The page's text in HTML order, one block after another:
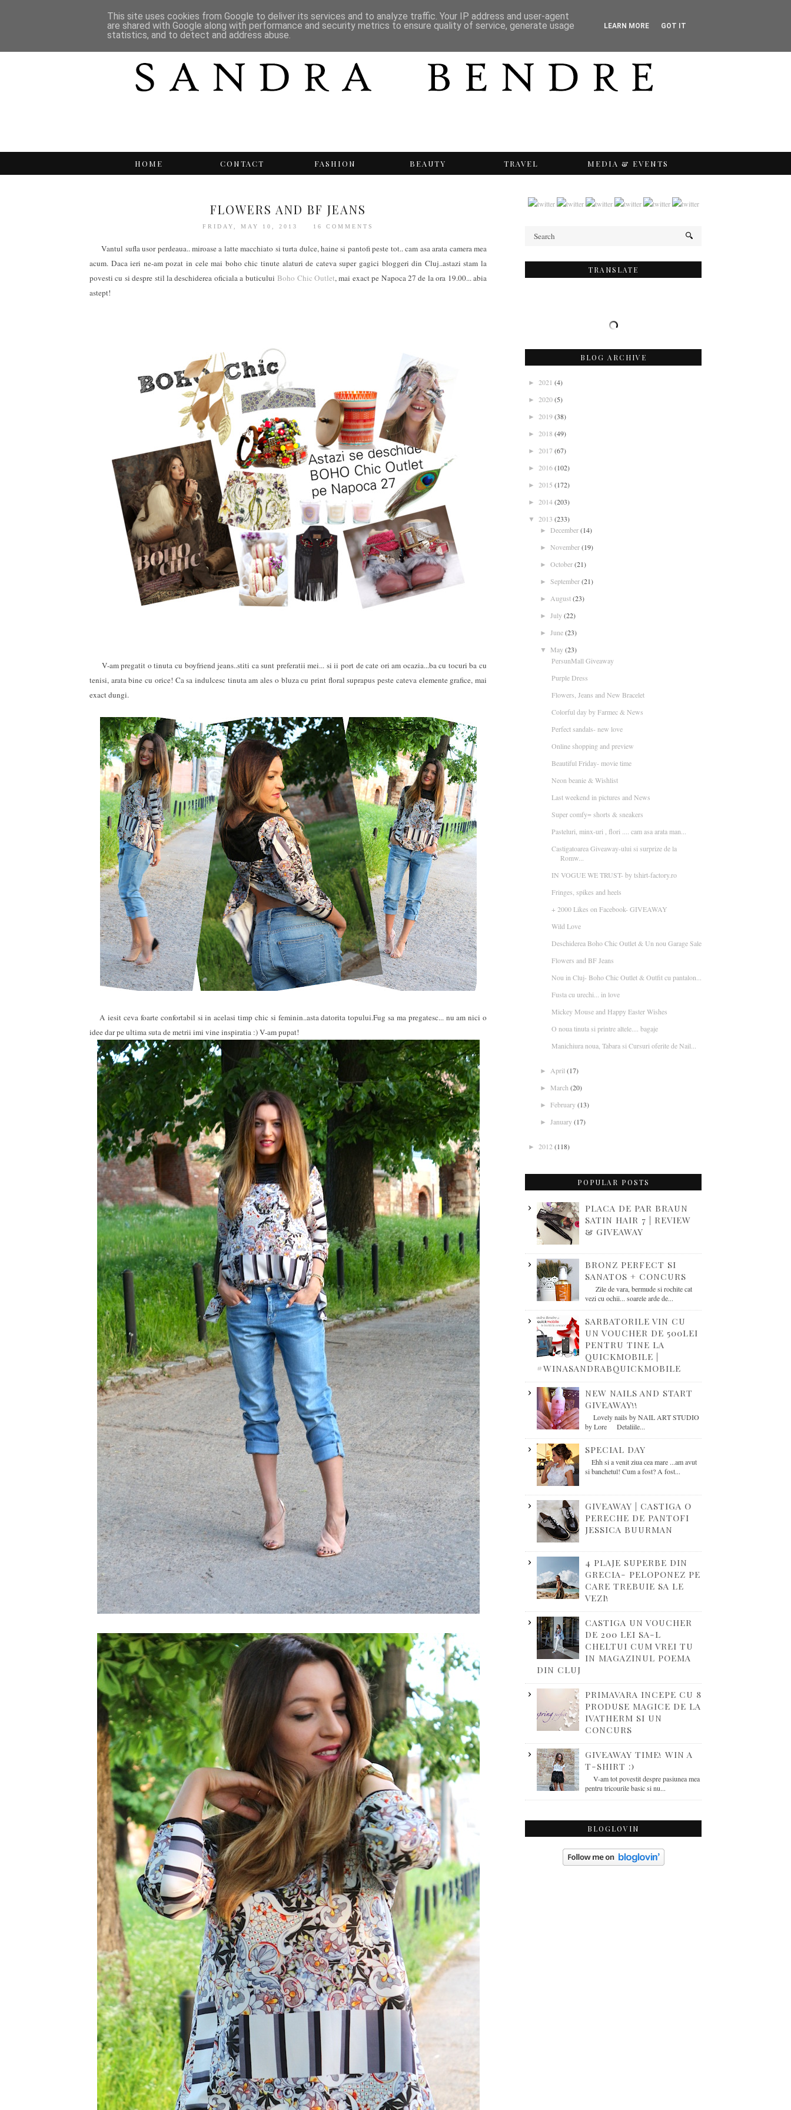
HOME CONTACT FASHION BEAUTY TRAVEL MEDIA & EVENTS
FLOWERS AND BF JEANS
FRIDAY, MAY 10, 2013 16 COMMENTS
Vantul sufla usor perdeaua.. miroase a latte macchiato si turta dulce, haine si pantofi peste tot.. cam asa arata camera mea
acum. Daca ieri ne-am pozat in cele mai boho chic tinute alaturi de cateva super gagici bloggeri din Cluj..astazi stam la
povesti cu si despre stil la deschiderea oficiala a buticului Boho Chic Outlet, mai exact pe Napoca 27 de la ora 19.00... abia
astept!
V-am pregatit o tinuta cu boyfriend jeans..stiti ca sunt preferatii mei... si ii port de cate ori am ocazia...ba cu tocuri ba cu
tenisi, arata bine cu orice! Ca sa indulcesc tinuta am ales o bluza cu print floral suprapus peste cateva elemente grafice, mai
exact dungi.
A iesit ceva foarte confortabil si in acelasi timp chic si feminin..asta datorita topului.Fug sa ma pregatesc... nu am nici o
idee dar pe ultima suta de metrii imi vine inspiratia :) V-am pupat!
TRANSLATE
BLOG ARCHIVE
► 2021 (4)
► 2020(5)
► 2019(38)
► 2018 (49)
► 2017 (67)
► 2016(102)
► 2015 (172)
► 2014(203)
▼ 2013 (233)
► December(14)
► November(19)
► October(21)
► September(21)
► August(23)
► July(22)
► June(23)
▼ May(23)
PersunMall Giveaway
Purple Dress
Flowers, Jeans and New Bracelet
Colorful day by Farmec & News
Perfect sandals- new love
Online shopping and preview
Beautiful Friday- movie time
Neon beanie & Wishlist
Last weekend in pictures and News
Super comfy= shorts & sneakers
Pasteluri, minx-uri , flori .... cam asa arata man...
Castigatoarea Giveaway-ului si surprize de la
Romw...
IN VOGUE WE TRUST- by tshirt-factory.ro
Fringes, spikes and heels
+ 2000 Likes on Facebook- GIVEAWAY
Wild Love
Deschiderea Boho Chic Outlet & Un nou Garage Sale
Flowers and BF Jeans
Nou in Cluj- Boho Chic Outlet & Outfit cu pantalon...
Fusta cu urechi... in love
Mickey Mouse and Happy Easter Wishes
O noua tinuta si printre altele.... bagaje
Manichiura noua, Tabara si Cursuri oferite de Nail...
► April (17)
► March (20)
► February(13)
► January(17)
► 2012 (118)
POPULAR POSTS
PLACA DE PAR BRAUN
SATIN HAIR 7 | REVIEW
& GIVEAWAY
BRONZ PERFECT SI
SANATOS + CONCURS
Zile de vara, bermude si rochite cat
vezi cu ochii... soarele arde de...
SARBATORILE VIN CU
UN VOUCHER DE 500LEI
PENTRU TINE LA
QUICKMOBILE |
#WINASANDRABQUICKMOBILE
NEW NAILS AND START
GIVEAWAY!!
Lovely nails by NAIL ART STUDIO
by Lore Detaliile...
SPECIAL DAY
Ehh si a venit ziua cea mare ...am avut
si banchetul! Cum a fost? A fost...
GIVEAWAY | CASTIGA O
PERECHE DE PANTOFI
JESSICA BUURMAN
4 PLAJE SUPERBE DIN
GRECIA- PELOPONEZ PE
CARE TREBUIE SA LE
VEZI!
CASTIGA UN VOUCHER
DE 200 LEI SA-L
CHELTUI CUM VREI TU
IN MAGAZINUL POEMA
DIN CLUJ
PRIMAVARA INCEPE CU 8
PRODUSE MAGICE DE LA
IVATHERM SI UN
CONCURS
GIVEAWAY TIME! WIN A
T-SHIRT :)
V-am tot povestit despre pasiunea mea
pentru tricourile basic si nu...
BLOGLOVIN
This site uses cookies from Google to deliver its services and to analyze traffic. Your IP address and user-agent
are shared with Google along with performance and security metrics to ensure quality of service, generate usage
statistics, and to detect and address abuse.
LEARN MORE GOT IT